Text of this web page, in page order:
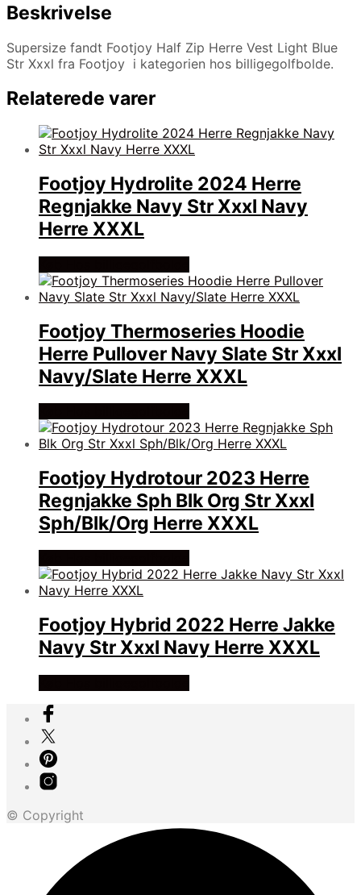
Beskrivelse
Supersize fandt Footjoy Half Zip Herre Vest Light Blue
Str Xxxl fra Footjoy i kategorien hos billigegolfbolde.
Relaterede varer
Footjoy Hydrolite 2024 Herre
Regnjakke Navy Str Xxxl Navy
Herre XXXL
Footjoy Thermoseries Hoodie
Herre Pullover Navy Slate Str Xxxl
Navy/Slate Herre XXXL
Footjoy Hydrotour 2023 Herre
Regnjakke Sph Blk Org Str Xxxl
Sph/Blk/Org Herre XXXL
Footjoy Hybrid 2022 Herre Jakke
Navy Str Xxxl Navy Herre XXXL
© Copyright